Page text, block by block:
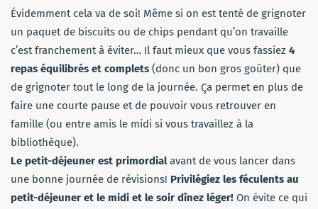
Évidemment cela va de soi! Même si on est tenté de grignoter
un paquet de biscuits ou de chips pendant qu’on travaille
c’est franchement à éviter… Il faut mieux que vous fassiez 4
repas équilibrés et complets (donc un bon gros goûter) que
de grignoter tout le long de la journée. Ça permet en plus de
faire une courte pause et de pouvoir vous retrouver en
famille (ou entre amis le midi si vous travaillez à la
bibliothèque).
Le petit-déjeuner est primordialavant de vous lancer dans
une bonne journée de révisions! Privilégiez les féculents au
petit-déjeuner et le midi et le soir dînez léger! On évite ce qui